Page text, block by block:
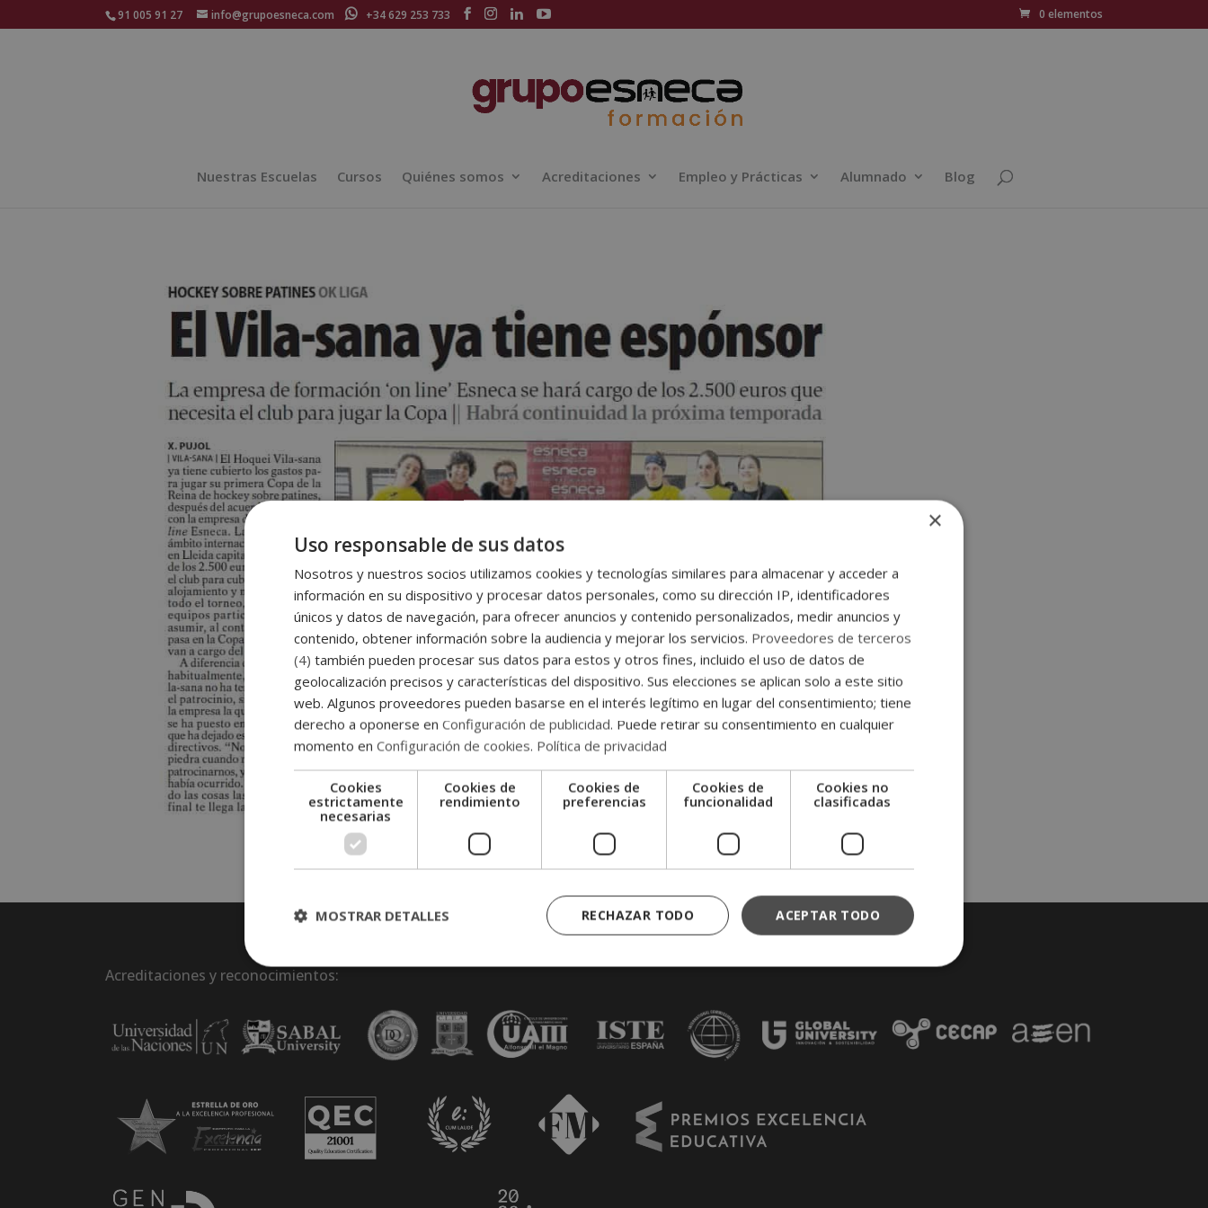
91 005 91 27 info@grupoesneca.com +34 629 253 733 0 elementos
Nuestras Escuelas Cursos Quiénes somos Acreditaciones Empleo y Prácticas Alumnado Blog
Acreditaciones y reconocimientos:
×
Uso responsable de sus datos
Nosotros y nuestros socios utilizamos cookies y tecnologías similares para almacenar y acceder a
información en su dispositivo y procesar datos personales, como su dirección IP, identificadores
únicos y datos de navegación, para ofrecer anuncios y contenido personalizados, medir anuncios y
contenido, obtener información sobre la audiencia y mejorar los servicios. Proveedores de terceros
(4) también pueden procesar sus datos para estos y otros fines, incluido el uso de datos de
geolocalización precisos y características del dispositivo. Sus elecciones se aplican solo a este sitio
web. Algunos proveedores pueden basarse en el interés legítimo en lugar del consentimiento; tiene
derecho a oponerse en Configuración de publicidad. Puede retirar su consentimiento en cualquier
momento en Configuración de cookies. Política de privacidad
Cookies
estrictamente
necesarias
Cookies de
rendimiento
Cookies de
preferencias
Cookies de
funcionalidad
Cookies no
clasificadas
ACEPTAR TODO
RECHAZAR TODO
MOSTRAR DETALLES